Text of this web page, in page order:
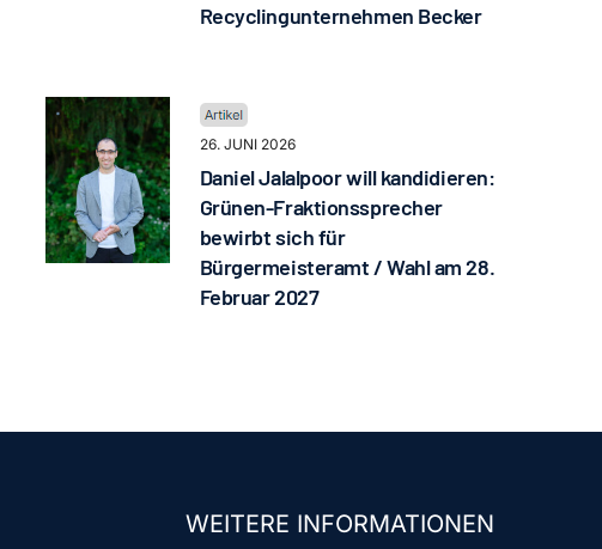
Recyclingunternehmen Becker
26. JUNI 2026
Daniel Jalalpoor will kandidieren:
Grünen-Fraktionssprecher
bewirbt sich für
Bürgermeisteramt / Wahl am 28.
Februar 2027
WEITERE INFORMATIONEN